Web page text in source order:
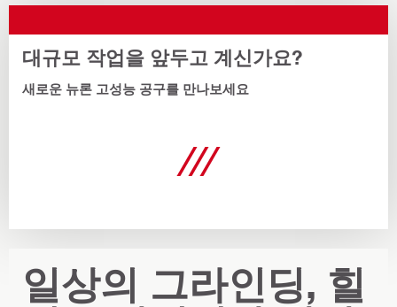
대규모 작업을 앞두고 계신가요?
새로운 뉴론 고성능 공구를 만나보세요
일상의 그라인딩, 힐